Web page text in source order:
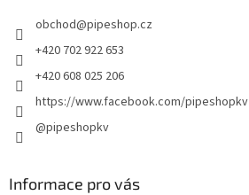
obchod@pipeshop.cz
+420 702 922 653
+420 608 025 206
https://www.facebook.com/pipeshopkv
@pipeshopkv
Informace pro vás